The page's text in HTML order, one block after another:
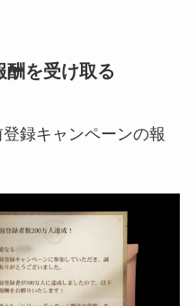
酬を受け取る
録キャンペーンの報